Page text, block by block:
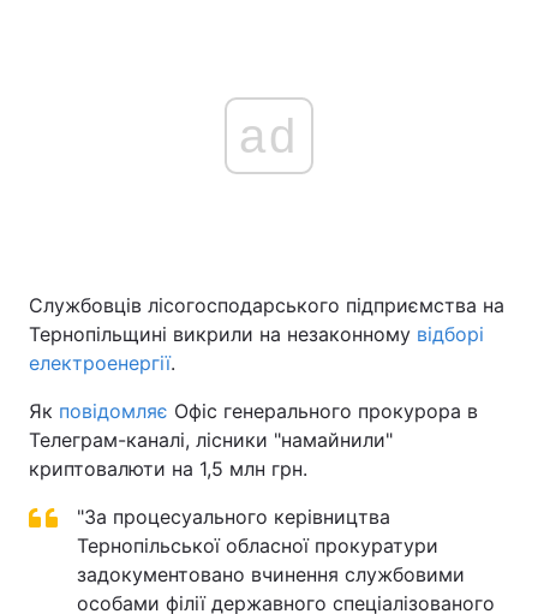
ad
Службовців лісогосподарського підприємства на
Тернопільщині викрили на незаконному відборі
електроенергії.
Як повідомляє Офіс генерального прокурора в
Телеграм-каналі, лісники "намайнили"
криптовалюти на 1,5 млн грн.
"За процесуального керівництва
Тернопільської обласної прокуратури
задокументовано вчинення службовими
особами філії державного спеціалізованого